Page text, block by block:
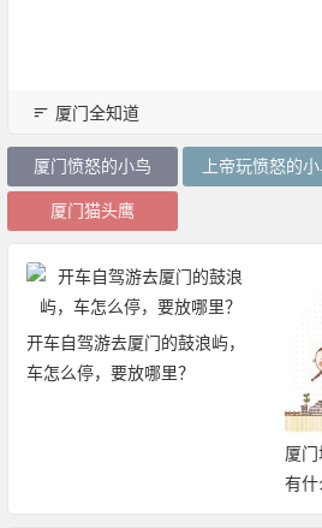
厦门全知道
厦门愤怒的小鸟 上帝玩愤怒的
厦门猫头鹰
开车自驾游去厦门的鼓浪屿，
车怎么停，要放哪里？
厦
有什